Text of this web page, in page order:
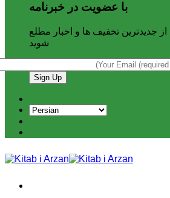
با عضویت در خبرنامه
از جدیدترین تخفیف ها و اخبار مطلع
شوید